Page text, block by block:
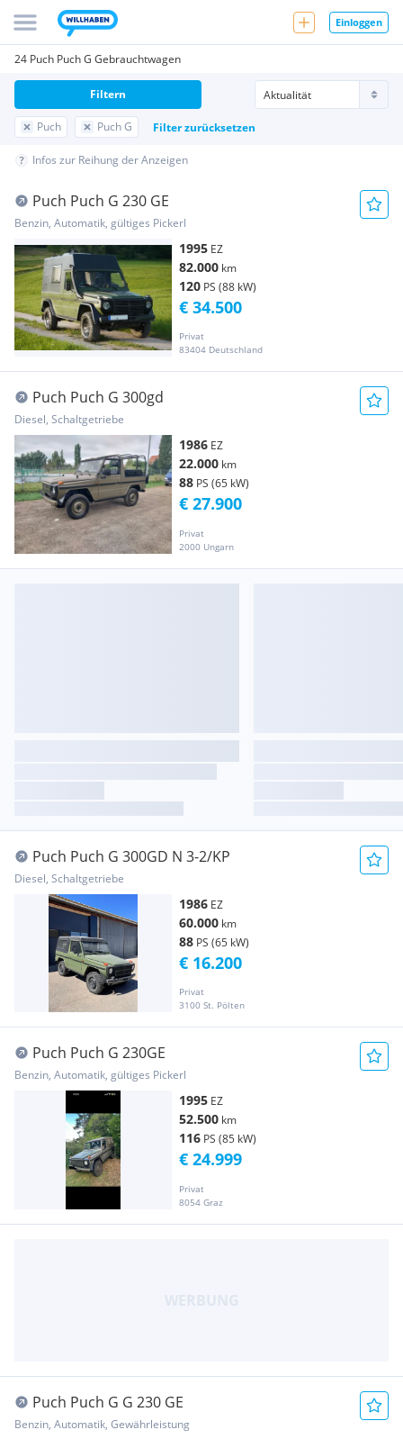
Einloggen
24 Puch Puch G Gebrauchtwagen
Puch Puch G Filter zurücksetzen
Filtern
Infos zur Reihung der Anzeigen
Puch Puch G 230 GE
Benzin, Automatik, gültiges Pickerl
1995 EZ
82.000 km
120 PS (88 kW)
Privat
83404 Deutschland
€ 34.500
Puch Puch G 300gd
Diesel, Schaltgetriebe
1986 EZ
22.000 km
88 PS (65 kW)
Privat
2000 Ungarn
€ 27.900
Puch Puch G 300GD N 3-2/KP
Diesel, Schaltgetriebe
1986 EZ
60.000 km
88 PS (65 kW)
Privat
3100 St. Pölten
€ 16.200
Puch Puch G 230GE
Benzin, Automatik, gültiges Pickerl
1995 EZ
52.500 km
116 PS (85 kW)
Privat
8054 Graz
€ 24.999
Puch Puch G G 230 GE
Benzin, Automatik, Gewährleistung